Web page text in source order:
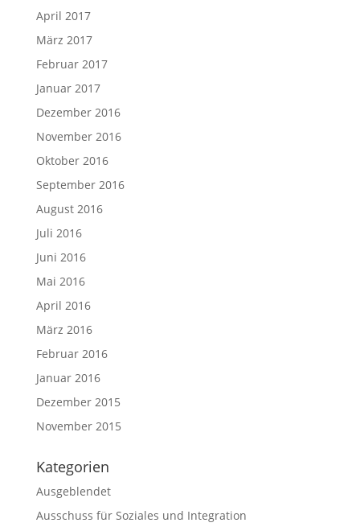
April 2017
März 2017
Februar 2017
Januar 2017
Dezember 2016
November 2016
Oktober 2016
September 2016
August 2016
Juli 2016
Juni 2016
Mai 2016
April 2016
März 2016
Februar 2016
Januar 2016
Dezember 2015
November 2015
Kategorien
Ausgeblendet
Ausschuss für Soziales und Integration